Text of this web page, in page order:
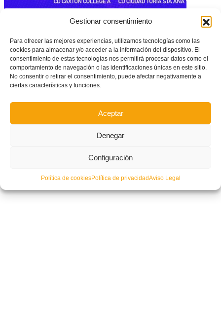
Gestionar consentimiento
Para ofrecer las mejores experiencias, utilizamos tecnologías como las
cookies para almacenar y/o acceder a la información del dispositivo. El
consentimiento de estas tecnologías nos permitirá procesar datos como el
comportamiento de navegación o las identificaciones únicas en este sitio.
No consentir o retirar el consentimiento, puede afectar negativamente a
ciertas características y funciones.
Aceptar
Denegar
Configuración
Política de cookiesPolítica de privacidadAviso Legal
Estos son los grupos de Segunda Cadete Valencia para la temporada